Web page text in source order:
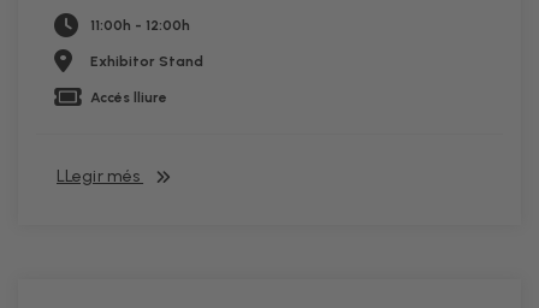
11:00h - 12:00h
Exhibitor Stand
Accés lliure
LLegir més